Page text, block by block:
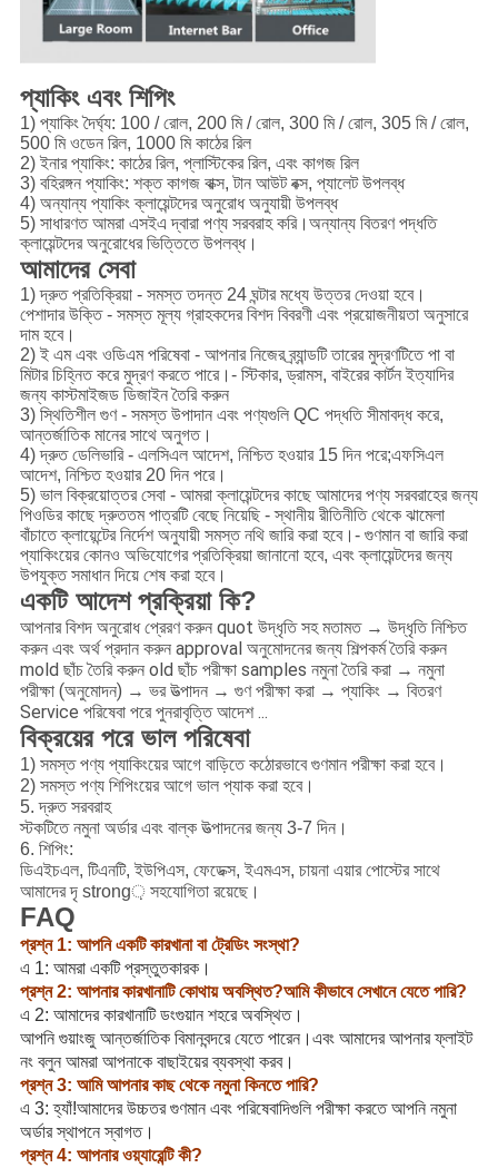
প্যাকিং এবং শিপিং
1) প্যাকিং দৈর্ঘ্য: 100 / রোল, 200 মি / রোল, 300 মি / রোল, 305 মি / রোল,
500 মি ওডেন রিল, 1000 মি কাঠের রিল
2) ইনার প্যাকিং: কাঠের রিল, প্লাস্টিকের রিল, এবং কাগজ রিল
3) বহিরঙ্গন প্যাকিং: শক্ত কাগজ বাক্স, টান আউট বক্স, প্যালেট উপলব্ধ
4) অন্যান্য প্যাকিং ক্লায়েন্টদের অনুরোধ অনুযায়ী উপলব্ধ
5) সাধারণত আমরা এসইএ দ্বারা পণ্য সরবরাহ করি।অন্যান্য বিতরণ পদ্ধতি
ক্লায়েন্টদের অনুরোধের ভিত্তিতে উপলব্ধ।
আমাদের সেবা
1) দ্রুত প্রতিক্রিয়া - সমস্ত তদন্ত 24 ঘন্টার মধ্যে উত্তর দেওয়া হবে।
পেশাদার উক্তি - সমস্ত মূল্য গ্রাহকদের বিশদ বিবরণী এবং প্রয়োজনীয়তা অনুসারে
দাম হবে।
2) ই এম এবং ওডিএম পরিষেবা - আপনার নিজের ব্র্যান্ডটি তারের মুদ্রণটিতে পা বা
মিটার চিহ্নিত করে মুদ্রণ করতে পারে।- স্টিকার, ড্রামস, বাইরের কার্টন ইত্যাদির
জন্য কাস্টমাইজড ডিজাইন তৈরি করুন
3) স্থিতিশীল গুণ - সমস্ত উপাদান এবং পণ্যগুলি QC পদ্ধতি সীমাবদ্ধ করে,
আন্তর্জাতিক মানের সাথে অনুগত।
4) দ্রুত ডেলিভারি - এলসিএল আদেশ, নিশ্চিত হওয়ার 15 দিন পরে;এফসিএল
আদেশ, নিশ্চিত হওয়ার 20 দিন পরে।
5) ভাল বিক্রয়োত্তর সেবা - আমরা ক্লায়েন্টদের কাছে আমাদের পণ্য সরবরাহের জন্য
পিওডির কাছে দ্রুততম পাত্রটি বেছে নিয়েছি - স্থানীয় রীতিনীতি থেকে ঝামেলা
বাঁচাতে ক্লায়েন্টের নির্দেশ অনুযায়ী সমস্ত নথি জারি করা হবে।- গুণমান বা জারি করা
প্যাকিংয়ের কোনও অভিযোগের প্রতিক্রিয়া জানানো হবে, এবং ক্লায়েন্টদের জন্য
উপযুক্ত সমাধান দিয়ে শেষ করা হবে।
একটি আদেশ প্রক্রিয়া কি?
আপনার বিশদ অনুরোধ প্রেরণ করুন quot উদ্ধৃতি সহ মতামত → উদ্ধৃতি নিশ্চিত
করুন এবং অর্থ প্রদান করুন approval অনুমোদনের জন্য শিল্পকর্ম তৈরি করুন
mold ছাঁচ তৈরি করুন old ছাঁচ পরীক্ষা samples নমুনা তৈরি করা → নমুনা
পরীক্ষা (অনুমোদন) → ভর উত্পাদন → গুণ পরীক্ষা করা → প্যাকিং → বিতরণ
Service পরিষেবা পরে পুনরাবৃত্তি আদেশ ...
বিক্রয়ের পরে ভাল পরিষেবা
1) সমস্ত পণ্য প্যাকিংয়ের আগে বাড়িতে কঠোরভাবে গুণমান পরীক্ষা করা হবে।
2) সমস্ত পণ্য শিপিংয়ের আগে ভাল প্যাক করা হবে।
5. দ্রুত সরবরাহ
স্টকটিতে নমুনা অর্ডার এবং বাল্ক উত্পাদনের জন্য 3-7 দিন।
6. শিপিং:
ডিএইচএল, টিএনটি, ইউপিএস, ফেডেক্স, ইএমএস, চায়না এয়ার পোস্টের সাথে
আমাদের দৃ strong় সহযোগিতা রয়েছে।
FAQ
প্রশ্ন 1: আপনি একটি কারখানা বা ট্রেডিং সংস্থা?
এ 1: আমরা একটি প্রস্তুতকারক।
প্রশ্ন 2: আপনার কারখানাটি কোথায় অবস্থিত?আমি কীভাবে সেখানে যেতে পারি?
এ 2: আমাদের কারখানাটি ডংগুয়ান শহরে অবস্থিত।
আপনি গুয়াংজু আন্তর্জাতিক বিমানবন্দরে যেতে পারেন।এবং আমাদের আপনার ফ্লাইট
নং বলুন আমরা আপনাকে বাছাইয়ের ব্যবস্থা করব।
প্রশ্ন 3: আমি আপনার কাছ থেকে নমুনা কিনতে পারি?
এ 3: হ্যাঁ!আমাদের উচ্চতর গুণমান এবং পরিষেবাদিগুলি পরীক্ষা করতে আপনি নমুনা
অর্ডার স্থাপনে স্বাগত।
প্রশ্ন 4: আপনার ওয়্যারেন্টি কী?